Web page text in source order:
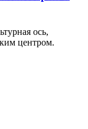
ось,
центром.